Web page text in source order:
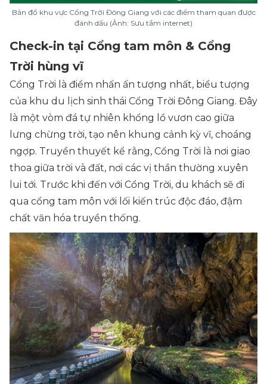
Bản đồ khu vực Cổng Trời Đông Giang với các điểm tham quan được
đánh dấu (Ảnh: Sưu tầm internet)
Check-in tại Cổng tam môn & Cổng
Trời hùng vĩ
Cổng Trời là điểm nhấn ấn tượng nhất, biểu tượng
của khu du lịch sinh thái Cổng Trời Đông Giang. Đây
là một vòm đá tự nhiên khổng lồ vươn cao giữa
lưng chừng trời, tạo nên khung cảnh kỳ vĩ, choáng
ngợp. Truyền thuyết kể rằng, Cổng Trời là nơi giao
thoa giữa trời và đất, nơi các vị thần thường xuyên
lui tới. Trước khi đến với Cổng Trời, du khách sẽ đi
qua cổng tam môn với lối kiến trúc độc đáo, đậm
chất văn hóa truyền thống.